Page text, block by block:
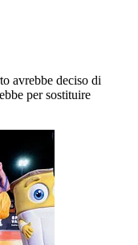
avrebbe deciso di
per sostituire